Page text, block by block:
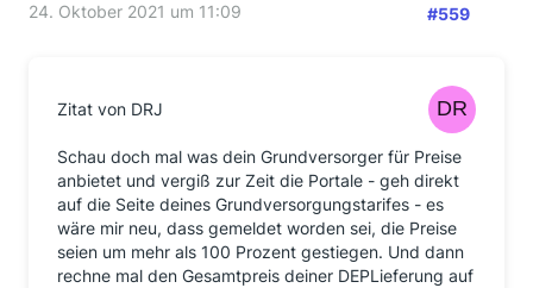
Geschäftsführer neu gegründeter Energieversorger
hohen Bonuszahlungen, Prämien oder sehr niedrigem
Arbeitspreis. Zudem zahlen Unternehmen für die
Listung auf den Vergleichsportalen zusätzlich und
geben diese Kosten später an ihre Kundschaft weiter.
Oft ist der Abschluss eines Vertrages direkt beim
Anbieter günstiger und einfacher. Die
Vergleichsportale können für den vorherigen
Preisvergleich nützlich sein, sofern man die richtigen
Voreinstellungen nutzt.
24. Oktober 2021 um 11:09 #559
Zitat von DRJ
Schau doch mal was dein Grundversorger für Preise
anbietet und vergiß zur Zeit die Portale - geh direkt
auf die Seite deines Grundversorgungstarifes - es
wäre mir neu, dass gemeldet worden sei, die Preise
seien um mehr als 100 Prozent gestiegen. Und dann
rechne mal den Gesamtpreis deiner DEPLieferung auf